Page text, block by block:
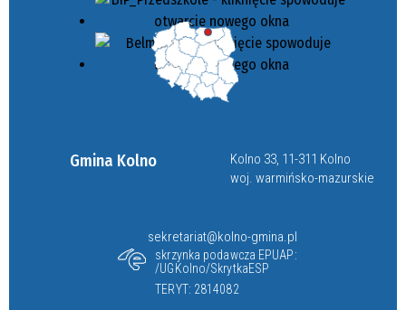
Gmina Kolno
Kolno 33, 11-311 Kolno
woj. warmińsko-mazurskie
sekretariat@kolno-gmina.pl
skrzynka podawcza EPUAP:
/UGKolno/SkrytkaESP
TERYT: 2814082